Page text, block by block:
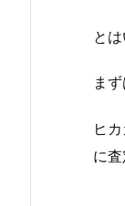
と
ま
ヒ
に